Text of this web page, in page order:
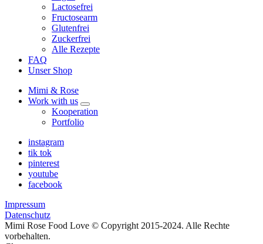
Lactosefrei
Fructosearm
Glutenfrei
Zuckerfrei
Alle Rezepte
FAQ
Unser Shop
Mimi & Rose
Work with us
expand
child
Kooperation
Portfolio
instagram
tik tok
pinterest
youtube
facebook
Impressum
Datenschutz
Mimi Rose Food Love © Copyright 2015-2024. Alle Rechte
vorbehalten.